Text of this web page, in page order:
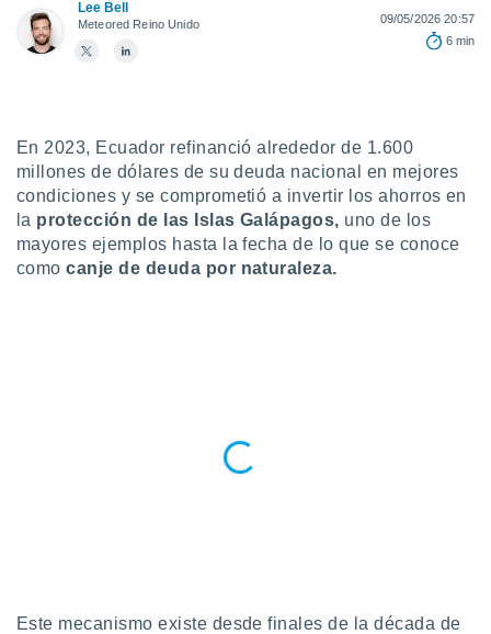
en
de
disponible
Lee Bell
Meteored Reino Unido
09/05/2026 20:57
6 min
En 2023, Ecuador refinanció alrededor de 1.600
millones de dólares de su deuda nacional en mejores
condiciones y se comprometió a invertir los ahorros en
la protección de las Islas Galápagos, uno de los
mayores ejemplos hasta la fecha de lo que se conoce
comocanje de deuda por naturaleza.
Este mecanismo existe desde finales de la década de